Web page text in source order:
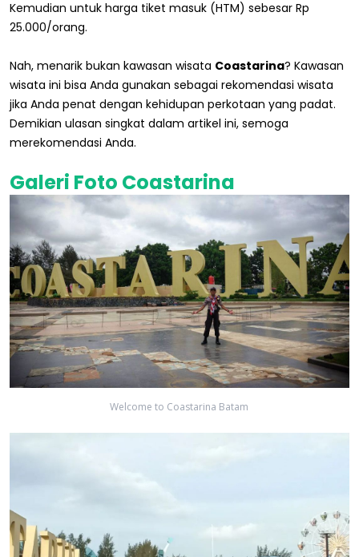
Kemudian untuk harga tiket masuk (HTM) sebesar Rp
25.000/orang.
Nah, menarik bukan kawasan wisata Coastarina? Kawasan
wisata ini bisa Anda gunakan sebagai rekomendasi wisata
jika Anda penat dengan kehidupan perkotaan yang padat.
Demikian ulasan singkat dalam artikel ini, semoga
merekomendasi Anda.
Galeri Foto Coastarina
Welcome to Coastarina Batam